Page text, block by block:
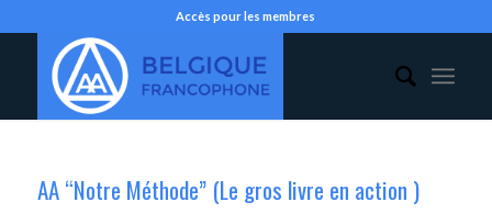
Accès pour les membres
AA “Notre Méthode” (Le gros livre en action )